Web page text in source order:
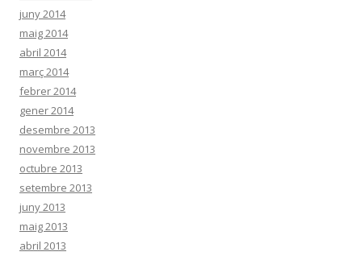
juny 2014
maig 2014
abril 2014
març 2014
febrer 2014
gener 2014
desembre 2013
novembre 2013
octubre 2013
setembre 2013
juny 2013
maig 2013
abril 2013